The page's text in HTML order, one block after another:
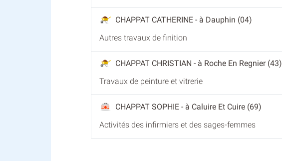
CHAPPAT CATHERINE - à Dauphin (04)
Autres travaux de finition
CHAPPAT CHRISTIAN - à Roche En Regnier (43)
Travaux de peinture et vitrerie
CHAPPAT SOPHIE - à Caluire Et Cuire (69)
Activités des infirmiers et des sages-femmes